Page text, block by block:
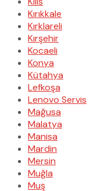
Kırıkkale
Kırklareli
Kırşehir
Kocaeli
Konya
Kütahya
Lefkoşa
Lenovo Servis
Mağusa
Malatya
Manisa
Mardin
Mersin
Muğla
Muş